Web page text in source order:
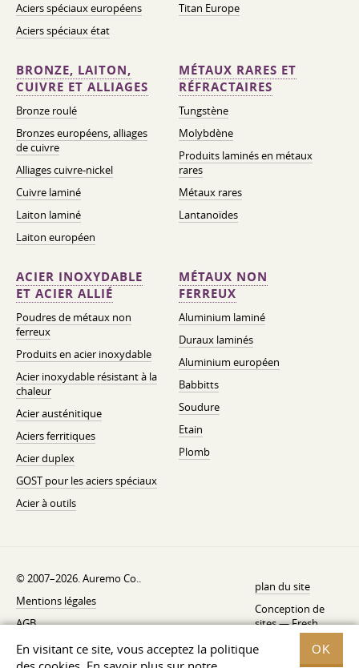
En visitant ce site, vous acceptez la politique
OK
Aciers spéciaux européens
Aciers spéciaux état
Titan Europe
BRONZE, LAITON,
CUIVRE ET ALLIAGES
Bronze roulé
Bronzes européens, alliages
de cuivre
Alliages cuivre-nickel
Cuivre laminé
Laiton laminé
Laiton européen
MÉTAUX RARES ET
RÉFRACTAIRES
Tungstène
Molybdène
Produits laminés en métaux
rares
Métaux rares
Lantanoïdes
ACIER INOXYDABLE
ET ACIER ALLIÉ
Poudres de métaux non
ferreux
Produits en acier inoxydable
Acier inoxydable résistant à la
chaleur
Acier austénitique
Aciers ferritiques
Acier duplex
GOST pour les aciers spéciaux
Acier à outils
MÉTAUX NON
FERREUX
Aluminium laminé
Duraux laminés
Aluminium européen
Babbitts
Soudure
Etain
Plomb
© 2007–2026. Auremo Co..
Mentions légales
AGB
Politique de rétractation
plan du site
Conception de
sites —Fresh